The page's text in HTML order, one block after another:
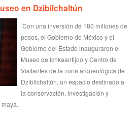
en Dzibilchaltún
Con una inversión de 180 millones de
pesos, el Gobierno de México y el
Gobierno del Estado inauguraron el
Museo de Ichkaantijoo y Centro de
Visitantes de la zona arqueológica de
Dzibilchaltún, un espacio destinado a
la conservación, investigación y